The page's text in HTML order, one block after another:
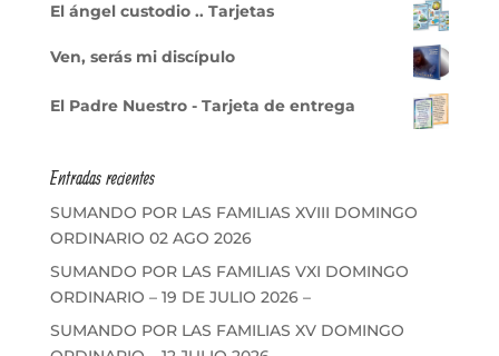
El ángel custodio .. Tarjetas
Ven, serás mi discípulo
El Padre Nuestro - Tarjeta de entrega
Entradas recientes
SUMANDO POR LAS FAMILIAS XVIII DOMINGO
ORDINARIO 02 AGO 2026
SUMANDO POR LAS FAMILIAS VXI DOMINGO
ORDINARIO – 19 DE JULIO 2026 –
SUMANDO POR LAS FAMILIAS XV DOMINGO